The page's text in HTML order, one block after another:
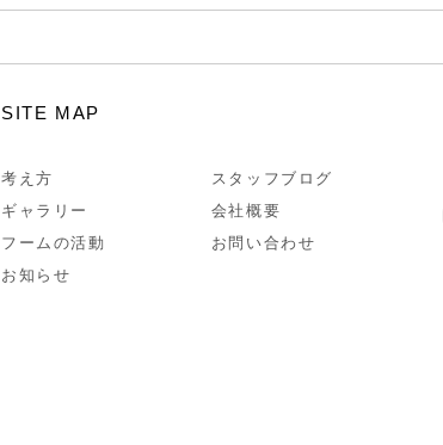
SITE MAP
考え方
ギャラリー
フームの活動
お知らせ
スタッフブログ
会社概要
お問い合わせ